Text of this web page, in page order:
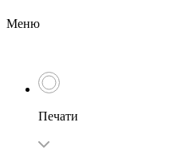
Меню
Печати